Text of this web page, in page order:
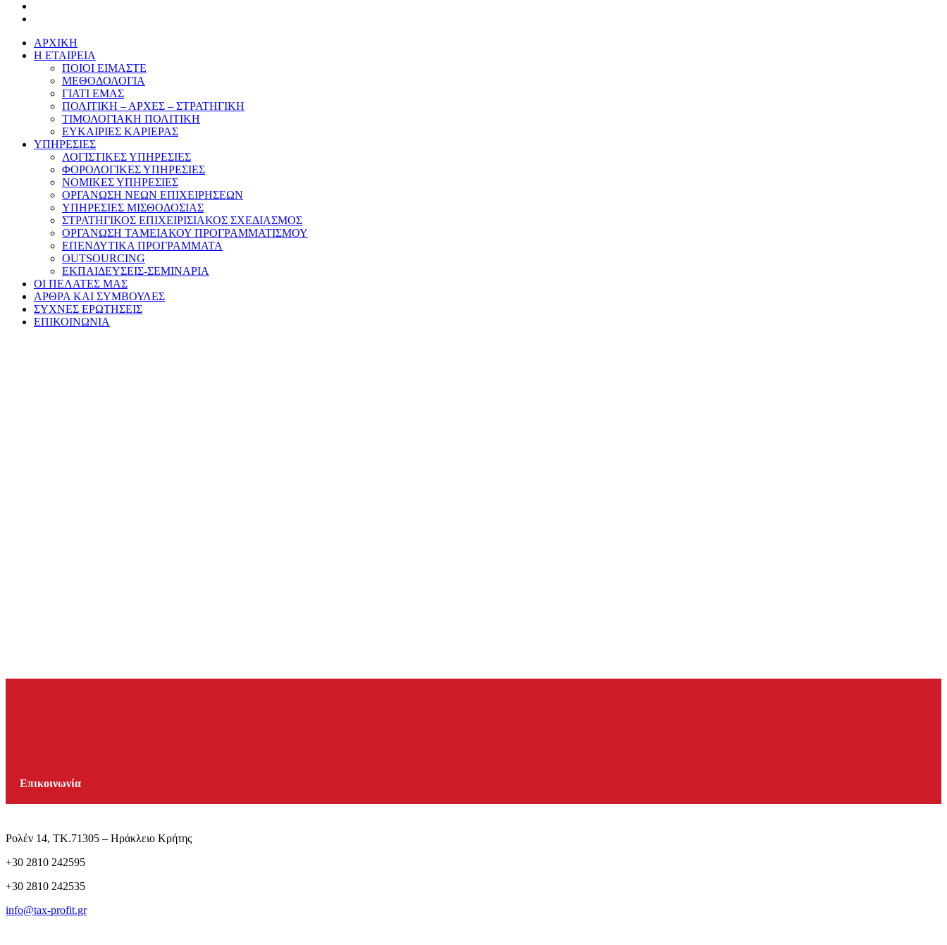
ΑΡΧΙΚΗ
Η ΕΤΑΙΡΕΙΑ
ΠΟΙΟΙ ΕΙΜΑΣΤΕ
ΜΕΘΟΔΟΛΟΓΙΑ
ΓΙΑΤΙ ΕΜΑΣ
ΠΟΛΙΤΙΚΗ – ΑΡΧΕΣ – ΣΤΡΑΤΗΓΙΚΗ
ΤΙΜΟΛΟΓΙΑΚΗ ΠΟΛΙΤΙΚΗ
ΕΥΚΑΙΡΙΕΣ ΚΑΡΙΕΡΑΣ
ΥΠΗΡΕΣΙΕΣ
ΛΟΓΙΣΤΙΚΕΣ ΥΠΗΡΕΣΙΕΣ
ΦΟΡΟΛΟΓΙΚΕΣ ΥΠΗΡΕΣΙΕΣ
ΝΟΜΙΚΕΣ ΥΠΗΡΕΣΙΕΣ
ΟΡΓΑΝΩΣΗ ΝΕΩΝ ΕΠΙΧΕΙΡΗΣΕΩΝ
ΥΠΗΡΕΣΙΕΣ ΜΙΣΘΟΔΟΣΙΑΣ
ΣΤΡΑΤΗΓΙΚΟΣ ΕΠΙΧΕΙΡΙΣΙΑΚΟΣ ΣΧΕΔΙΑΣΜΟΣ
ΟΡΓΑΝΩΣΗ ΤΑΜΕΙΑΚΟΥ ΠΡΟΓΡΑΜΜΑΤΙΣΜΟΥ
ΕΠΕΝΔΥΤΙΚΑ ΠΡΟΓΡΑΜΜΑΤΑ
OUTSOURCING
ΕΚΠΑΙΔΕΥΣΕΙΣ-ΣΕΜΙΝΑΡΙΑ
ΟΙ ΠΕΛΑΤΕΣ ΜΑΣ
ΑΡΘΡΑ ΚΑΙ ΣΥΜΒΟΥΛΕΣ
ΣΥΧΝΕΣ ΕΡΩΤΗΣΕΙΣ
ΕΠΙΚΟΙΝΩΝΙΑ
Επικοινωνία
Ρολέν 14, TK.71305 – Ηράκλειο Κρήτης
+30 2810 242595
+30 2810 242535
info@tax-profit.gr